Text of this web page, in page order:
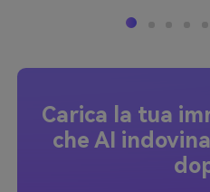
Carica la tua
che AI